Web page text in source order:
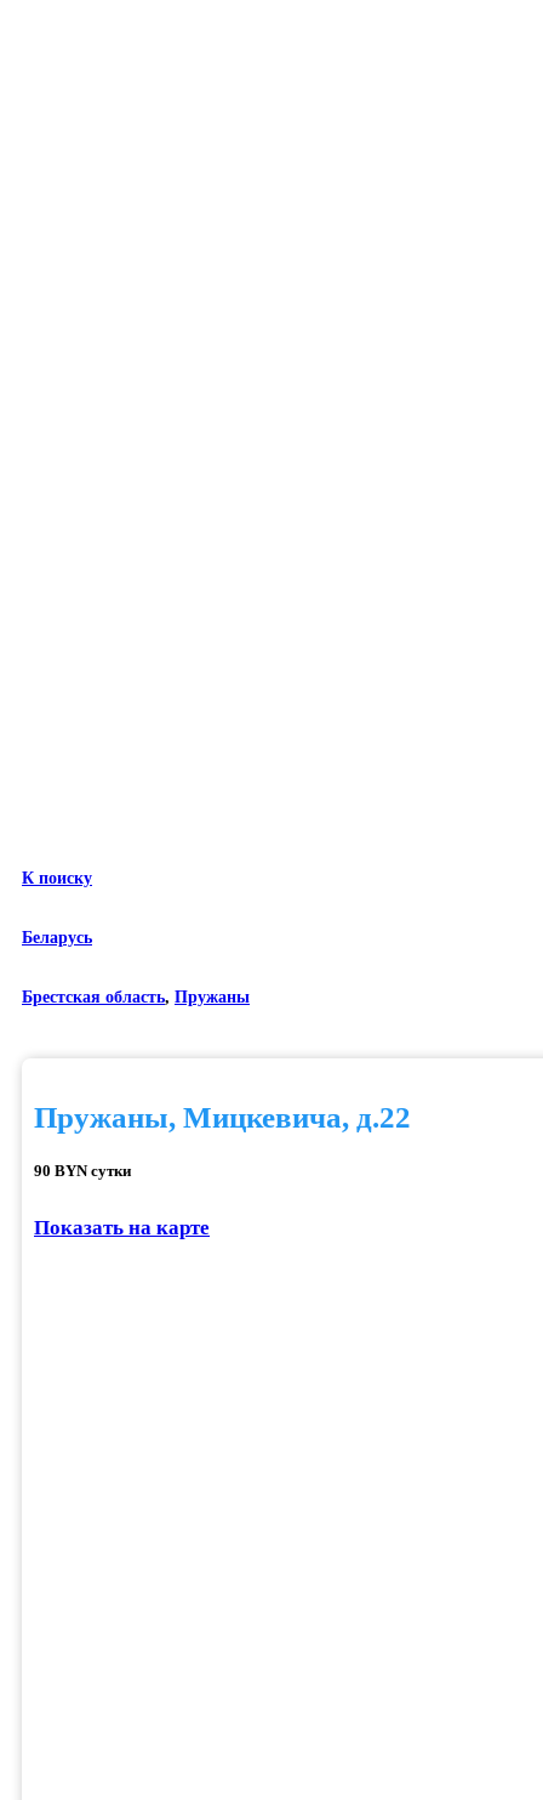
К поиску
Беларусь
Брестская область, Пружаны
Пружаны, Мицкевича, д.22
90 BYN сутки
Показать на карте